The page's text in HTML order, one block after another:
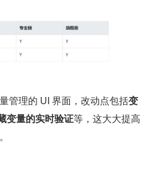
管理的 UI 界面，改动点包括变
变量的实时验证等，这大大提高